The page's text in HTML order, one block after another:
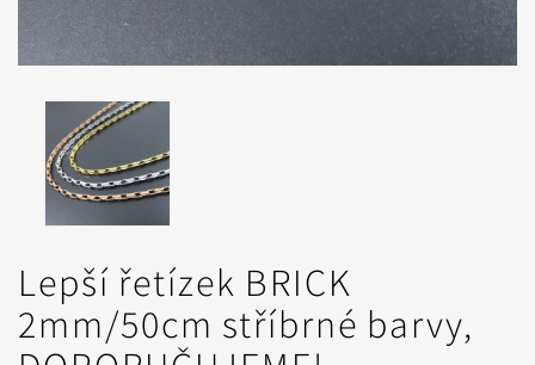
Lepší řetízek BRICK
2mm/50cm stříbrné barvy,